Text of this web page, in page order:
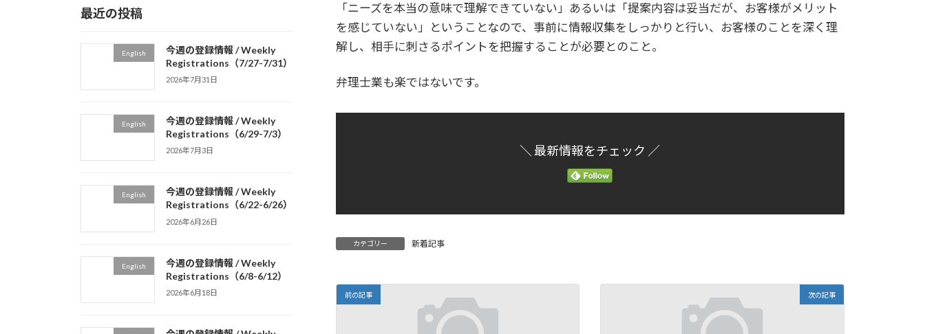
「ニーズを本当の意味で理解できていない」あるいは「提案内容は妥当だが、お客様がメリット
を感じていない」ということなので、事前に情報収集をしっかりと行い、お客様のことを深く理
解し、相手に刺さるポイントを把握することが必要とのこと。
弁理士業も楽ではないです。
＼ 最新情報をチェック ／
カテゴリー 新着記事
前の記事 次の記事
最近の投稿
English
今週の登録情報 / Weekly
Registrations（7/27-7/31）
2026年7月31日
English
今週の登録情報 / Weekly
Registrations（6/29-7/3）
2026年7月3日
English
今週の登録情報 / Weekly
Registrations（6/22-6/26）
2026年6月26日
English
今週の登録情報 / Weekly
Registrations（6/8-6/12）
2026年6月18日